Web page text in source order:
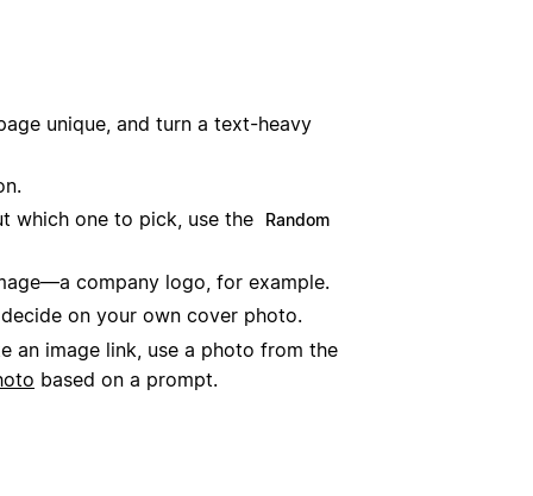
unique, and turn a text-heavy
which one to pick, use the
Random
company logo, for example.
on your own cover photo.
an image link, use a photo from the
based on a prompt.